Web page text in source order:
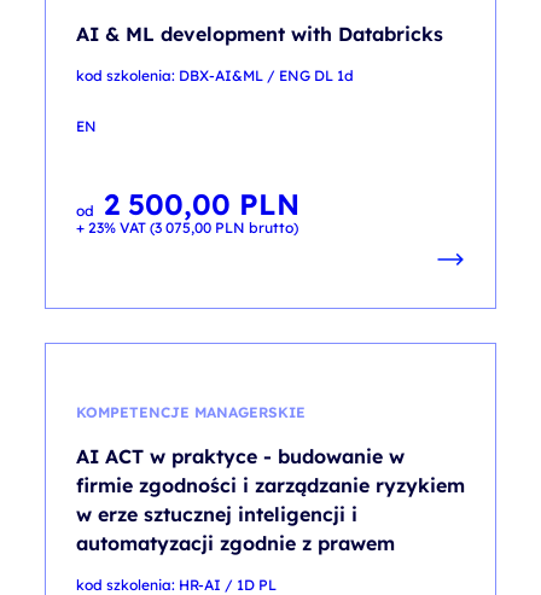
AI & ML development with Databricks
kod szkolenia: DBX-AI&ML / ENG DL 1d
EN
od 2 500,00 PLN
+ 23% VAT (3 075,00 PLN brutto)
KOMPETENCJE MANAGERSKIE
AI ACT w praktyce - budowanie w
firmie zgodności i zarządzanie ryzykiem
w erze sztucznej inteligencji i
automatyzacji zgodnie z prawem
kod szkolenia: HR-AI / 1D PL